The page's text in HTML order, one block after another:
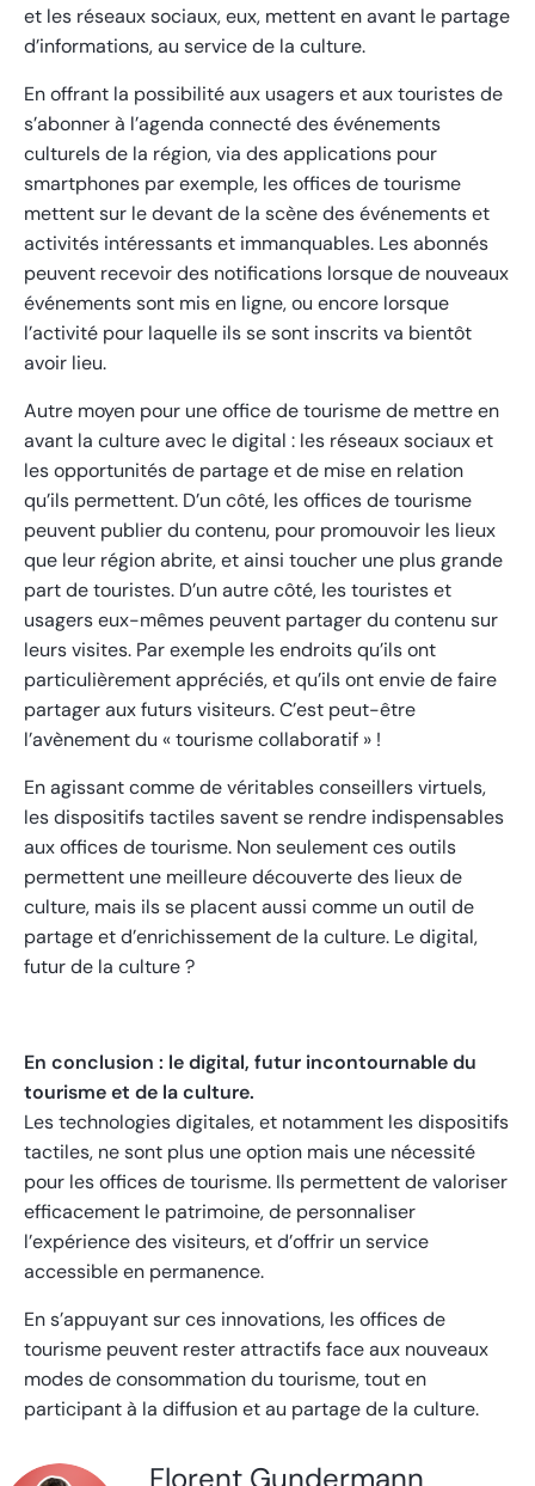
et les réseaux sociaux, eux, mettent en avant le partage
d’informations, au service de la culture.
En offrant la possibilité aux usagers et aux touristes de
s’abonner à l’agenda connecté des événements
culturels de la région, via des applications pour
smartphones par exemple, les offices de tourisme
mettent sur le devant de la scène des événements et
activités intéressants et immanquables. Les abonnés
peuvent recevoir des notifications lorsque de nouveaux
événements sont mis en ligne, ou encore lorsque
l’activité pour laquelle ils se sont inscrits va bientôt
avoir lieu.
Autre moyen pour une office de tourisme de mettre en
avant la culture avec le digital : les réseaux sociaux et
les opportunités de partage et de mise en relation
qu’ils permettent. D’un côté, les offices de tourisme
peuvent publier du contenu, pour promouvoir les lieux
que leur région abrite, et ainsi toucher une plus grande
part de touristes. D’un autre côté, les touristes et
usagers eux-mêmes peuvent partager du contenu sur
leurs visites. Par exemple les endroits qu’ils ont
particulièrement appréciés, et qu’ils ont envie de faire
partager aux futurs visiteurs. C’est peut-être
l’avènement du « tourisme collaboratif » !
En agissant comme de véritables conseillers virtuels,
les dispositifs tactiles savent se rendre indispensables
aux offices de tourisme. Non seulement ces outils
permettent une meilleure découverte des lieux de
culture, mais ils se placent aussi comme un outil de
partage et d’enrichissement de la culture. Le digital,
futur de la culture ?
En conclusion : le digital, futur incontournable du
tourisme et de la culture.
Les technologies digitales, et notamment les dispositifs
tactiles, ne sont plus une option mais une nécessité
pour les offices de tourisme. Ils permettent de valoriser
efficacement le patrimoine, de personnaliser
l’expérience des visiteurs, et d’offrir un service
accessible en permanence.
En s’appuyant sur ces innovations, les offices de
tourisme peuvent rester attractifs face aux nouveaux
modes de consommation du tourisme, tout en
participant à la diffusion et au partage de la culture.
Florent Gundermann